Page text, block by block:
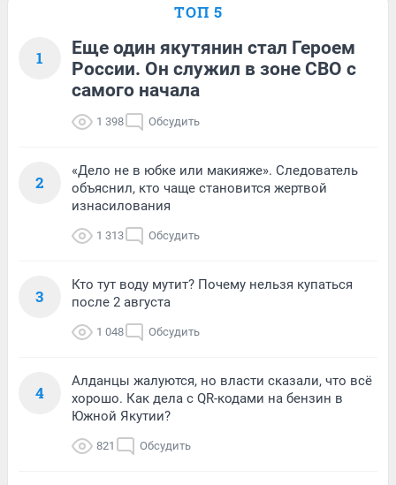
ТОП 5
1
Еще один якутянин стал Героем
России. Он служил в зоне СВО с
самого начала
1 398 Обсудить
2
«Дело не в юбке или макияже». Следователь
объяснил, кто чаще становится жертвой
изнасилования
1 313 Обсудить
3
Кто тут воду мутит? Почему нельзя купаться
после 2 августа
1 048 Обсудить
4
Алданцы жалуются, но власти сказали, что всё
хорошо. Как дела с QR-кодами на бензин в
Южной Якутии?
821 Обсудить